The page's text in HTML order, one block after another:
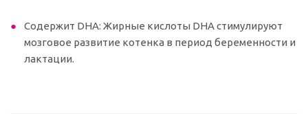
Содержит DHA: Жирные кислоты DHA стимулируют
мозговое развитие котенка в период беременности и
лактации.